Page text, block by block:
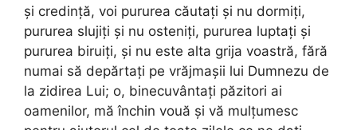
și credință, voi pururea căutați și nu dormiți,
pururea slujiți și nu osteniți, pururea luptați și
pururea biruiți, și nu este alta grija voastră, fără
numai să depărtați pe vrăjmașii lui Dumnezu de
la zidirea Lui; o, binecuvântați păzitori ai
oamenilor, mă închin vouă și vă mulțumesc